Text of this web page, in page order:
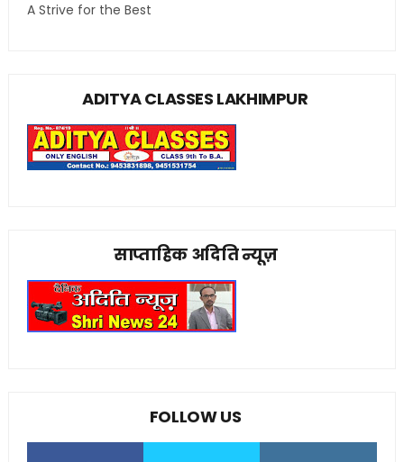
A Strive for the Best
ADITYA CLASSES LAKHIMPUR
साप्ताहिक अदिति न्यूज़
FOLLOW US